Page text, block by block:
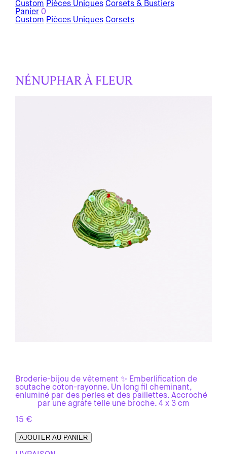
Custom Pièces Uniques Corsets & Bustiers
Panier 0
Custom Pièces Uniques Corsets
NÉNUPHAR À FLEUR
Broderie-bijou de vêtement ✨ Emberlification de
soutache coton-rayonne. Un long fil cheminant,
enluminé par des perles et des paillettes. Accroché
par une agrafe telle une broche. 4 x 3 cm
15 €
AJOUTER AU PANIER